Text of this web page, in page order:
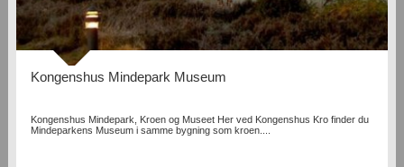
Kongenshus Mindepark Museum
Kongenshus Mindepark, Kroen og Museet Her ved Kongenshus Kro finder du
Mindeparkens Museum i samme bygning som kroen....